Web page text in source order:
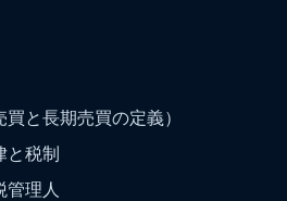
と長期売買の定義）
と税制
理人